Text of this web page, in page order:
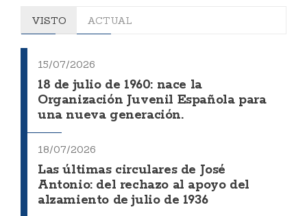
VISTO ACTUAL
15/07/2026
18 de julio de 1960: nace la
Organización Juvenil Española para
una nueva generación.
18/07/2026
Las últimas circulares de José
Antonio: del rechazo al apoyo del
alzamiento de julio de 1936